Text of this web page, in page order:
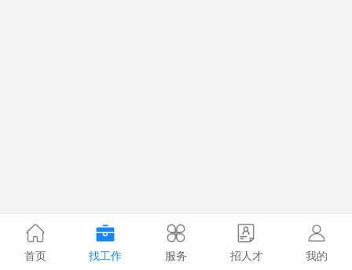
首页 找工作 服务 招人才 我的
1.1226s